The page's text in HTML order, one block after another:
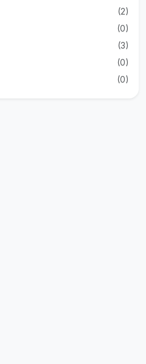
(2)
(0)
(3)
(0)
(0)